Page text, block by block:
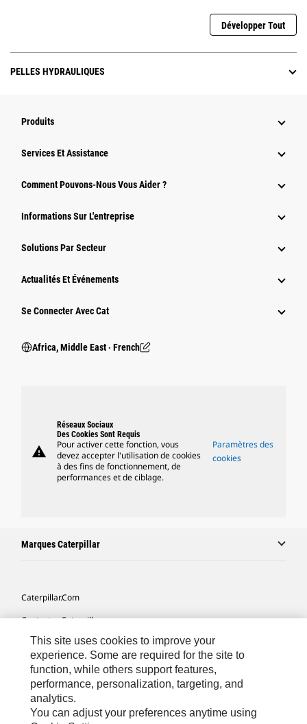
Développer Tout
PELLES HYDRAULIQUES
Produits
Services Et Assistance
Comment Pouvons-Nous Vous Aider ?
Informations Sur L'entreprise
Solutions Par Secteur
Actualités Et Événements
Se Connecter Avec Cat
Africa, Middle East ‧ French
warning
Réseaux Sociaux
Des Cookies Sont Requis
Pour activer cette fonction, vous
devez accepter l'utilisation de cookies
à des fins de fonctionnement, de
performances et de ciblage.
Paramètres des
cookies
Marques Caterpillar
Caterpillar.com
Contacter Caterpillar
Mes Préférences Marketing
Plan Du Site
Cookie Settings
Mentions Légales
This site uses cookies to improve your
experience. Some are required for the site to
function, while others support features,
performance, personalization, targeting, and
analytics.
You can adjust your preferences anytime using